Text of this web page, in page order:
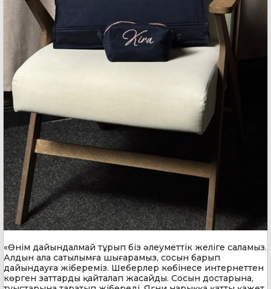
«Өнім дайындалмай тұрып біз әлеуметтік желіге саламыз.
Алдын ала сатылымға шығарамыз, сосын барып
дайындауға жібереміз. Шеберлер көбінесе интернеттен
көрген заттарды қайталап жасайды. Сосын достарына,